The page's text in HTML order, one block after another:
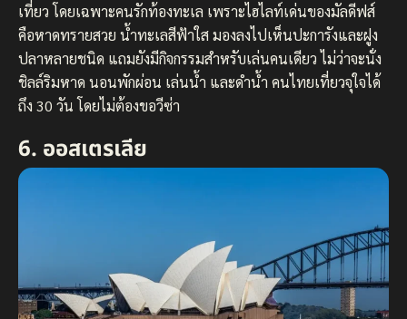
เที่ยว โดยเฉพาะคนรักท้องทะเล เพราะไฮไลท์เด่นของมัลดีฟส์
คือหาดทรายสวย น้ำทะเลสีฟ้าใส มองลงไปเห็นปะการังและฝูง
ปลาหลายชนิด แถมยังมีกิจกรรมสำหรับเล่นคนเดียว ไม่ว่าจะนั่ง
ชิลล์ริมหาด นอนพักผ่อน เล่นน้ำ และดำน้ำ คนไทยเที่ยวจุใจได้
ถึง 30 วัน โดยไม่ต้องขอวีซ่า
6. ออสเตรเลีย